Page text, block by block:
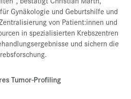
Gynäkologie und Geburtshilfe und
von Patient:innen und
in spezialisierten Krebszentren
und sichern die
Tumor-Profiling